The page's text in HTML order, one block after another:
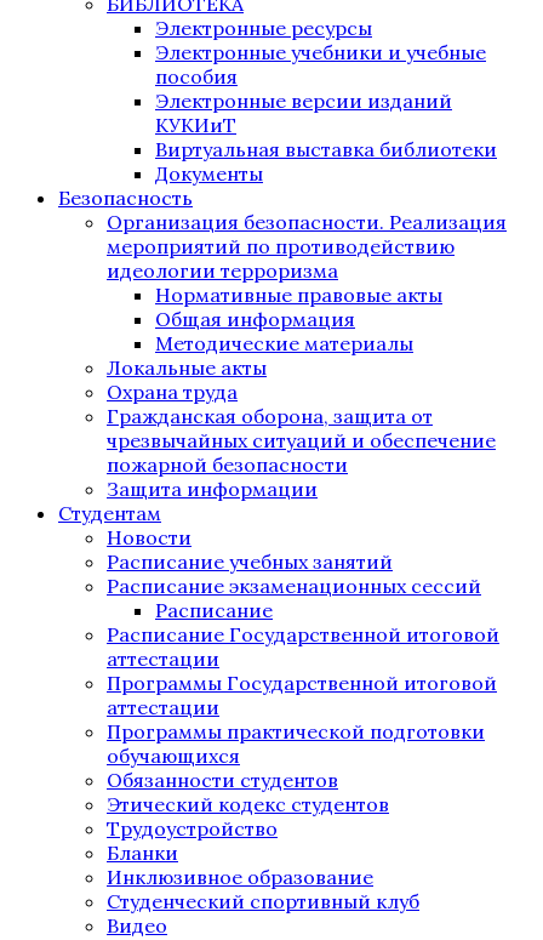
Электронные ресурсы
Электронные учебники и учебные
пособия
Электронные версии изданий
КУКИиТ
Виртуальная выставка библиотеки
Документы
Безопасность
Организация безопасности. Реализация
мероприятий по противодействию
идеологии терроризма
Нормативные правовые акты
Общая информация
Методические материалы
Локальные акты
Охрана труда
Гражданская оборона, защита от
чрезвычайных ситуаций и обеспечение
пожарной безопасности
Защита информации
Студентам
Новости
Расписание учебных занятий
Расписание экзаменационных сессий
Расписание
Расписание Государственной итоговой
аттестации
Программы Государственной итоговой
аттестации
Программы практической подготовки
обучающихся
Обязанности студентов
Этический кодекс студентов
Трудоустройство
Бланки
Инклюзивное образование
Студенческий спортивный клуб
Видео